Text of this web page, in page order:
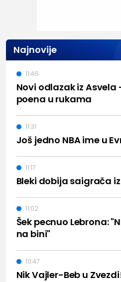
Najnovije
Novi odlazak iz Asvela
poena u rukama
11:46
Još jedno NBA ime u
11:31
Bleki dobija saigrača
11:17
Šek pecnuo Lebrona:
na bini"
11:02
Nik Vajler-Beb u
10:47